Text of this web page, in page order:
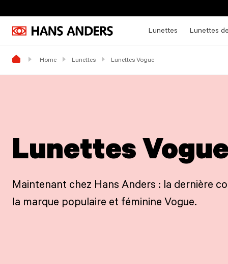
Lunettes Lunettes
Home Lunettes Lunettes Vogue
Lunettes Vogue
Maintenant chez Hans Anders : la dernière
la marque populaire et féminine Vogue.